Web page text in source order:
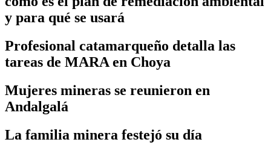
y para qué se usará
Profesional catamarqueño detalla las
tareas de MARA en Choya
Mujeres mineras se reunieron en
Andalgalá
La familia minera festejó su día